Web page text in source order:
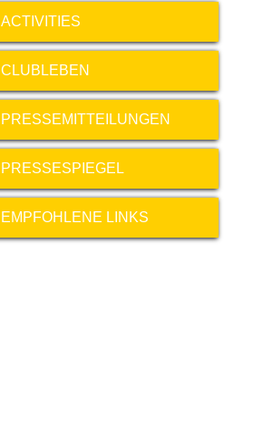
ACTIVITIES
CLUBLEBEN
PRESSEMITTEILUNGEN
PRESSESPIEGEL
EMPFOHLENE LINKS